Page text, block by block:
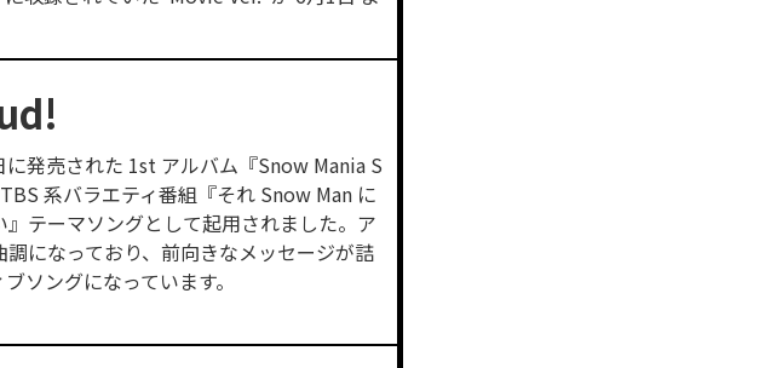
発売された 1st アルバム『Snow Mania S
系バラエティ番組『それ Snow Man に
』テーマソングとして起用されました。ア
調になっており、前向きなメッセージが詰
ソングになっています。